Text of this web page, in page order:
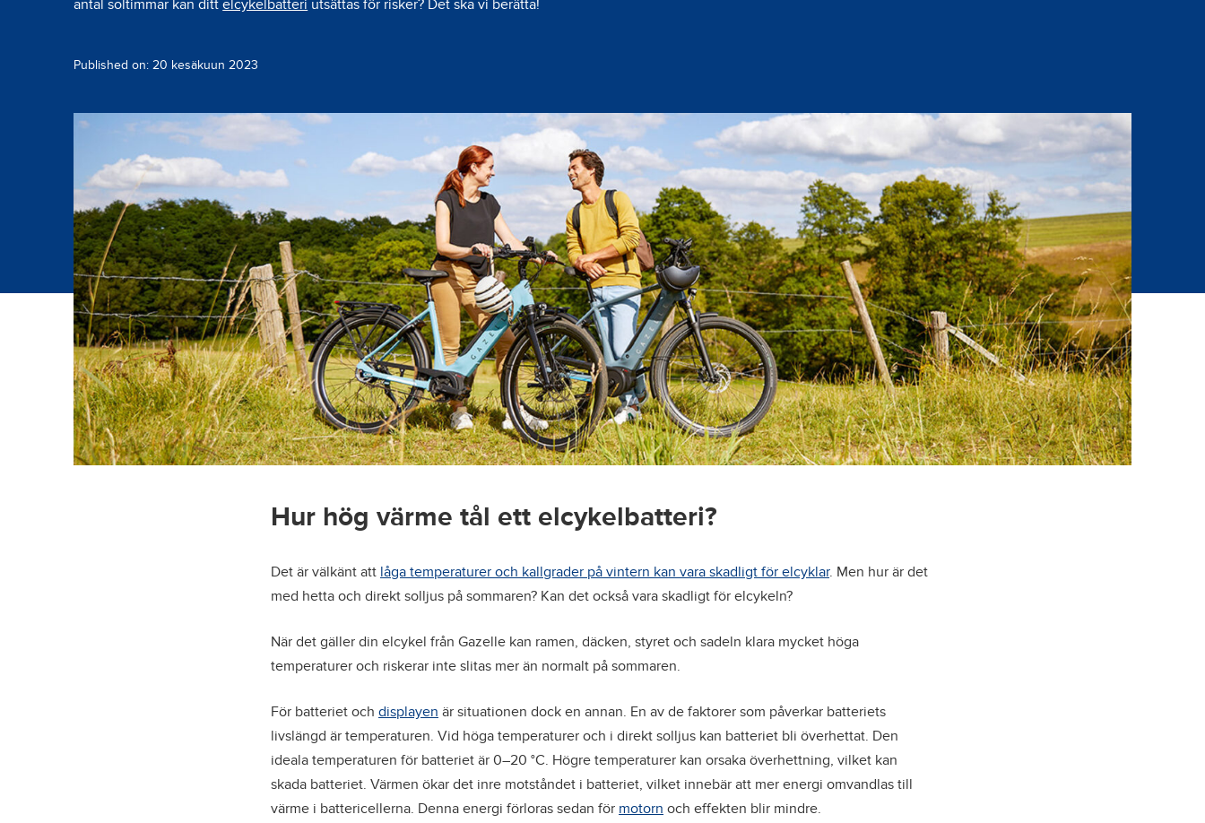
antal soltimmar kan dittelcykelbatteri utsättas för risker? Det ska vi berätta!
Published on: 20 kesäkuun 2023
Hur hög värme tål ett elcykelbatteri?
Det är välkänt att låga temperaturer och kallgrader på vintern kan vara skadligt för elcyklar. Men hur är det
med hetta och direkt solljus på sommaren? Kan det också vara skadligt för elcykeln?
När det gäller din elcykel från Gazelle kan ramen, däcken, styret och sadeln klara mycket höga
temperaturer och riskerar inte slitas mer än normalt på sommaren.
För batteriet och displayen är situationen dock en annan. En av de faktorer som påverkar batteriets
livslängd är temperaturen. Vid höga temperaturer och i direkt solljus kan batteriet bli överhettat. Den
ideala temperaturen för batteriet är 0–20 °C. Högre temperaturer kan orsaka överhettning, vilket kan
skada batteriet. Värmen ökar det inre motståndet i batteriet, vilket innebär att mer energi omvandlas till
värme i battericellerna. Denna energi förloras sedan för motorn och effekten blir mindre.